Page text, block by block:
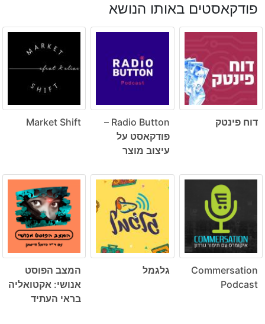
פודקאסטים באותו הנושא
דוח פינטק
Radio Button –
פודקאסט על
עיצוב מוצר
Market Shift
Commersation
Podcast
גלגמל
המצב הפוסט
אנושי: אקטואליה
בראי העתיד